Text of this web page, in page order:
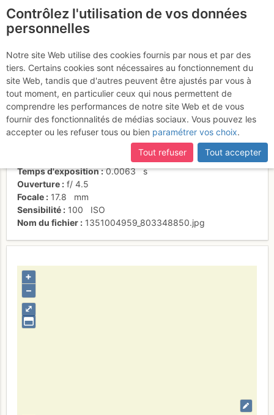
L1
Activités
Date/heure
21 oct. 2012 10:56
Contributeur
Patrick Vuilleumier
individuel (CC by-nc-nd)
SONY DSC-P10
Temps d'exposition
0.0063 s
Ouverture
f/ 4.5
Focale
17.8
mm
Sensibilité
100
ISO
Nom du fichier
1351004959_803348850.jpg
⤢
+
–
Contrôlez l'utilisation de vos données
personnelles
Notre site Web utilise des cookies fournis par nous et par des
tiers. Certains cookies sont nécessaires au fonctionnement du
site Web, tandis que d'autres peuvent être ajustés par vous à
tout moment, en particulier ceux qui nous permettent de
comprendre les performances de notre site Web et de vous
fournir des fonctionnalités de médias sociaux. Vous pouvez les
accepter ou les refuser tous ou bien paramétrer vos choix.
Tout refuser
Tout accepter